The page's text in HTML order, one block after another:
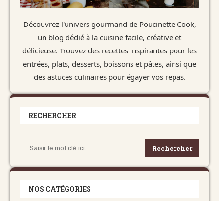
Découvrez l'univers gourmand de Poucinette Cook,
un blog dédié à la cuisine facile, créative et
délicieuse. Trouvez des recettes inspirantes pour les
entrées, plats, desserts, boissons et pâtes, ainsi que
des astuces culinaires pour égayer vos repas.
RECHERCHER
Rechercher
NOS CATÉGORIES